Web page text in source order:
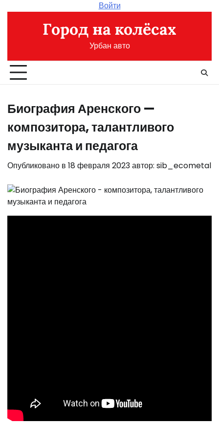
содержимому
Войти
Город на колёсах
Урбан авто
Биография Аренского —
композитора, талантливого
музыканта и педагога
Опубликовано в 18 февраля 2023автор: sib_ecometal